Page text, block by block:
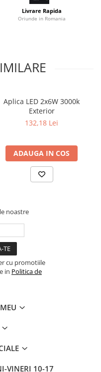
Livrare Rapida
Oriunde in Romania
Aplica LED 2x6W 3000k
Exterior
132,18 Lei
ADAUGA IN COS
noastre
cu promotiile
in Politica de
VINERI 10-17